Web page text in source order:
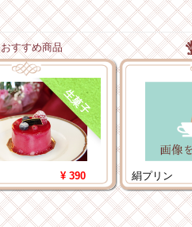
おすすめ商品
生菓子
¥ 390 絹プリン